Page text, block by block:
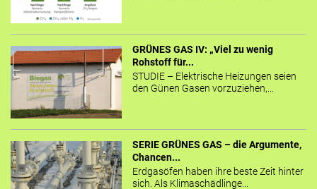
GRÜNES GAS IV: „Viel zu wenig
Rohstoff für...
STUDIE – Elektrische Heizungen seien
den Günen Gasen vorzuziehen,...
SERIE GRÜNES GAS – die Argumente,
Chancen...
Erdgasöfen haben ihre beste Zeit hinter
sich. Als Klimaschädlinge...